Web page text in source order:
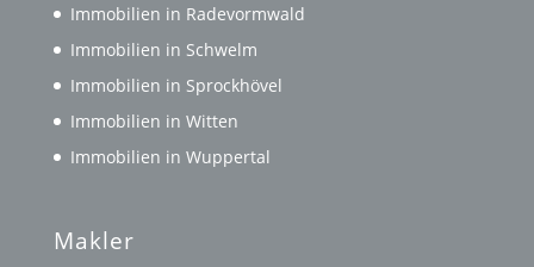
Immobilien in Radevormwald
Immobilien in Schwelm
Immobilien in Sprockhövel
Immobilien in Witten
Immobilien in Wuppertal
Makler